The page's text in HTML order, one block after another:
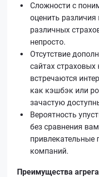
Сложности с
оценить
различных
непросто.
Отсутствие
сайтах
встречаются
как кэшбэк или
зачастую
Вероятность
без сравнения
привлекательные
компаний.
Преимущества